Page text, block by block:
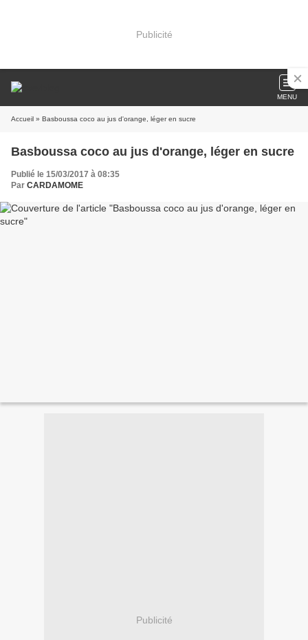
Publicité
MENU
Accueil » Basboussa coco au jus d'orange, léger en sucre
Basboussa coco au jus d'orange, léger en sucre
Publié le 15/03/2017 à 08:35
Par CARDAMOME
Publicité